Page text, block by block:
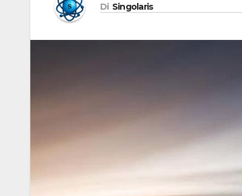
Di Singolaris